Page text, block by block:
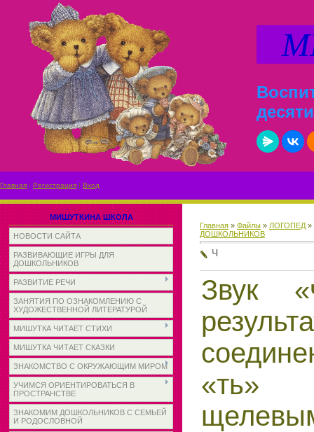
Главная | Регистрация | Вход
МИШУТКИНА ШКОЛА
НОВОСТИ САЙТА
РАЗВИВАЮЩИЕ ИГРЫ ДЛЯ
ДОШКОЛЬНИКОВ
РАЗВИТИЕ РЕЧИ
ЗАНЯТИЯ ПО ОЗНАКОМЛЕНИЮ С
ХУДОЖЕСТВЕННОЙ ЛИТЕРАТУРОЙ
МИШУТКА ЧИТАЕТ СТИХИ
МИШУТКА ЧИТАЕТ СКАЗКИ
ЗНАКОМСТВО С ОКРУЖАЮЩИМ МИРОМ
УЧИМСЯ ОРИЕНТИРОВАТЬСЯ В
ПРОСТРАНСТВЕ
ЗНАКОМИМ ДОШКОЛЬНИКОВ С СЕМЬЕЙ
И РОДОСЛОВНОЙ
Главная » Файлы » ЛОГОПЕД »
ДОШКОЛЬНИКОВ
Ч
Звук
«ть»